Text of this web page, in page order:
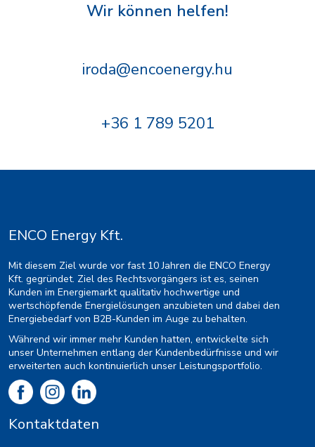
Wir können helfen!
iroda@encoenergy.hu
+36 1 789 5201
ENCO Energy Kft.
Mit diesem Ziel wurde vor fast 10 Jahren die ENCO Energy
Kft. gegründet. Ziel des Rechtsvorgängers ist es, seinen
Kunden im Energiemarkt qualitativ hochwertige und
wertschöpfende Energielösungen anzubieten und dabei den
Energiebedarf von B2B-Kunden im Auge zu behalten.
Während wir immer mehr Kunden hatten, entwickelte sich
unser Unternehmen entlang der Kundenbedürfnisse und wir
erweiterten auch kontinuierlich unser Leistungsportfolio.
Kontaktdaten